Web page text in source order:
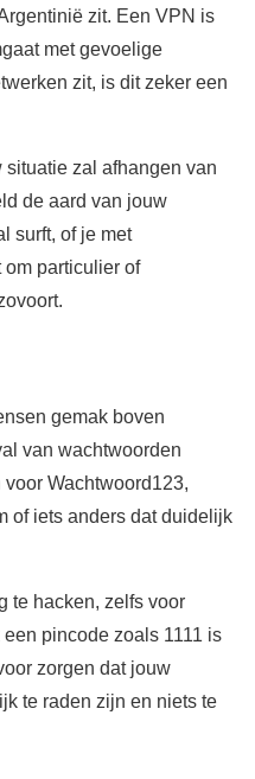
zit. Een VPN is
met gevoelige
zit, is dit zeker een
situatie zal afhangen van
de aard van jouw
surft, of je met
om particulier of
gemak boven
van wachtwoorden
Wachtwoord123,
of iets anders dat duidelijk
te hacken, zelfs voor
pincode zoals 1111 is
zorgen dat jouw
te raden zijn en niets te